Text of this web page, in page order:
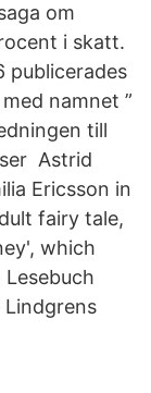
om
i skatt.
publicerades
namnet ”
till
Astrid
Ericsson in
fairy tale,
which
Lindgrens